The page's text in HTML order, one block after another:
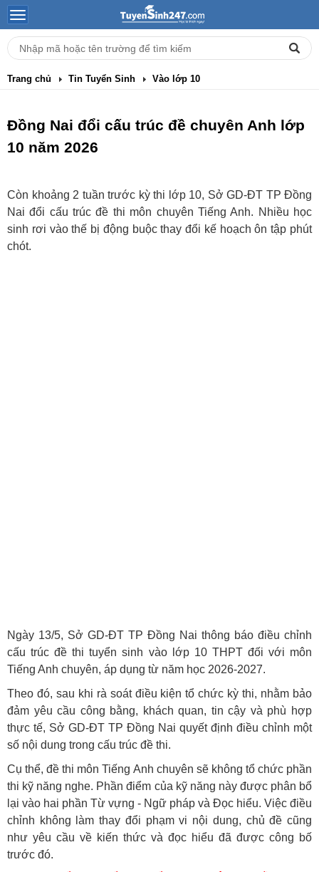
Trang chủ Tin Tuyển Sinh Vào lớp 10
Đồng Nai đổi cấu trúc đề chuyên Anh lớp
10 năm 2026
Còn khoảng 2 tuần trước kỳ thi lớp 10, Sở GD-ĐT TP Đồng
Nai đổi cấu trúc đề thi môn chuyên Tiếng Anh. Nhiều học
sinh rơi vào thế bị động buộc thay đổi kế hoạch ôn tập phút
chót.
Ngày 13/5, Sở GD-ĐT TP Đồng Nai thông báo điều chỉnh
cấu trúc đề thi tuyển sinh vào lớp 10 THPT đối với môn
Tiếng Anh chuyên, áp dụng từ năm học 2026-2027.
Theo đó, sau khi rà soát điều kiện tổ chức kỳ thi, nhằm bảo
đảm yêu cầu công bằng, khách quan, tin cậy và phù hợp
thực tế, Sở GD-ĐT TP Đồng Nai quyết định điều chỉnh một
số nội dung trong cấu trúc đề thi.
Cụ thể, đề thi môn Tiếng Anh chuyên sẽ không tổ chức phần
thi kỹ năng nghe. Phần điểm của kỹ năng này được phân bổ
lại vào hai phần Từ vựng - Ngữ pháp và Đọc hiểu. Việc điều
chỉnh không làm thay đổi phạm vi nội dung, chủ đề cũng
như yêu cầu về kiến thức và đọc hiểu đã được công bố
trước đó.